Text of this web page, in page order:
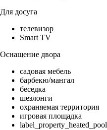
Для досуга
телевизор
Smart TV
Оснащение двора
садовая мебель
барбекю/мангал
беседка
шезлонги
охраняемая территория
игровая площадка
label_property_heated_pool